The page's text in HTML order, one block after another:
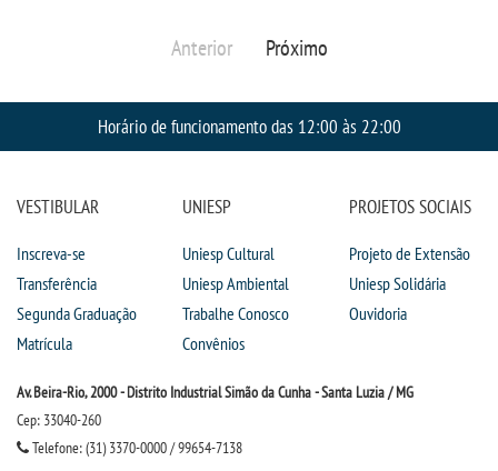
Anterior Próximo
Horário de funcionamento das 12:00 às 22:00
VESTIBULAR
Inscreva-se
Transferência
Segunda Graduação
Matrícula
UNIESP
Uniesp Cultural
Uniesp Ambiental
Trabalhe Conosco
Convênios
PROJETOS SOCIAIS
Projeto de Extensão
Uniesp Solidária
Ouvidoria
Av. Beira-Rio, 2000 - Distrito Industrial Simão da Cunha - Santa Luzia / MG
Cep: 33040-260
Telefone: (31) 3370-0000 / 99654-7138